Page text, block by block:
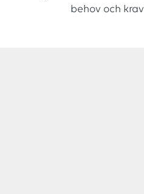
behov och